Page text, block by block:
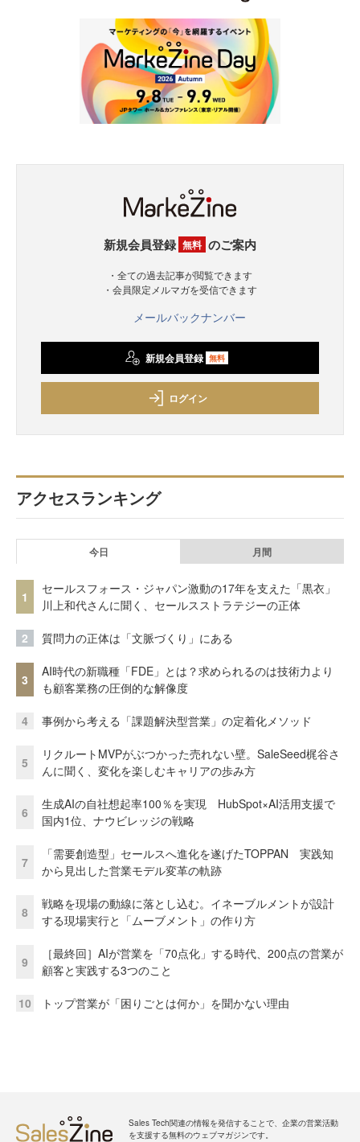
新規会員登録 無料 のご案内
・全ての過去記事が閲覧できます
・会員限定メルマガを受信できます
メールバックナンバー
新規会員登録 無料
ログイン
アクセスランキング
今日 月間
1
セールスフォース・ジャパン激動の17年を支えた「黒衣」
川上和代さんに聞く、セールスストラテジーの正体
2 質問力の正体は「文脈づくり」にある
3
AI時代の新職種「FDE」とは？求められるのは技術力より
も顧客業務の圧倒的な解像度
4 事例から考える「課題解決型営業」の定着化メソッド
5
リクルートMVPがぶつかった売れない壁。SaleSeed梶谷さ
んに聞く、変化を楽しむキャリアの歩み方
6
生成AIの自社想起率100％を実現 HubSpot×AI活用支援で
国内1位、ナウビレッジの戦略
7
「需要創造型」セールスへ進化を遂げたTOPPAN 実践知
から見出した営業モデル変革の軌跡
8
戦略を現場の動線に落とし込む。イネーブルメントが設計
する現場実行と「ムーブメント」の作り方
9
［最終回］AIが営業を「70点化」する時代、200点の営業が
顧客と実践する3つのこと
10 トップ営業が「困りごとは何か」を聞かない理由
Sales Tech関連の情報を発信することで、企業の営業活動
を支援する無料のウェブマガジンです。